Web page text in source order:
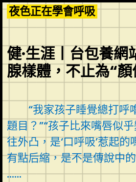
Skip
to
content
夜色正在學會呼吸
健·生涯丨台包養網
腺樣體，不止為“
“我家孩子睡覺總打呼
題目？”“孩子比來嘴唇似
往外凸，是‘口呼吸’惹起的
有點后縮，是不是傳說中的
……